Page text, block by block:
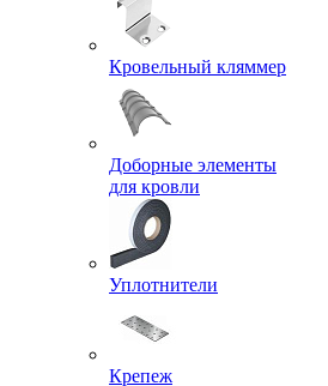
Кровельный кляммер
Доборные элементы
для кровли
Уплотнители
Крепеж